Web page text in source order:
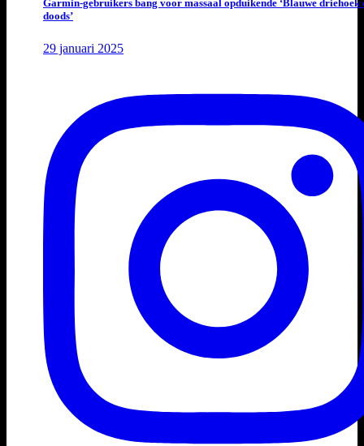
Garmin-gebruikers bang voor massaal opduikende ‘Blauwe driehoek
doods’
29 januari 2025